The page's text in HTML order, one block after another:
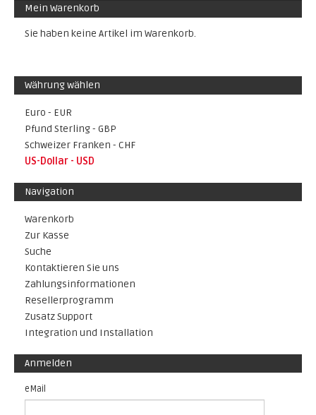
Mein Warenkorb
Sie haben keine Artikel im Warenkorb.
Währung wählen
Euro - EUR
Pfund Sterling - GBP
Schweizer Franken - CHF
US-Dollar - USD
Navigation
Warenkorb
Zur Kasse
Suche
Kontaktieren Sie uns
Zahlungsinformationen
Resellerprogramm
Zusatz Support
Integration und Installation
Anmelden
eMail